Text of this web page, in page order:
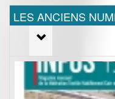
LES ANCIENS